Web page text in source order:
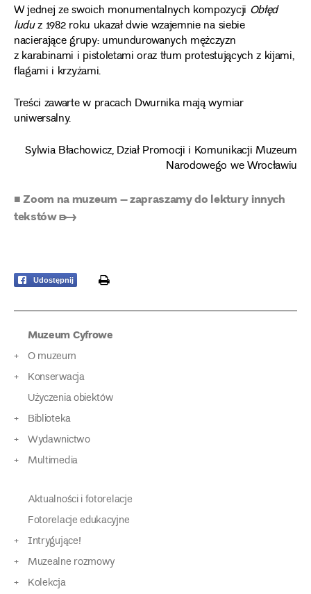
W jednej ze swoich monumentalnych kompozycji Obłęd
luduz 1982 roku ukazał dwie wzajemnie na siebie
nacierające grupy: umundurowanych mężczyzn
z karabinami i pistoletami oraz tłum protestujących z kijami,
flagami i krzyżami.
Treści zawarte w pracach Dwurnika mają wymiar
uniwersalny.
Sylwia Błachowicz, Dział Promocji i Komunikacji Muzeum
Narodowego we Wrocławiu
■ Zoom na muzeum – zapraszamy do lektury innych
tekstów ➸
Udostępnij print
Muzeum Cyfrowe
O muzeum
Konserwacja
Użyczenia obiektów
Biblioteka
Wydawnictwo
Multimedia
Aktualności i fotorelacje
Fotorelacje edukacyjne
Intrygujące!
Muzealne rozmowy
Kolekcja